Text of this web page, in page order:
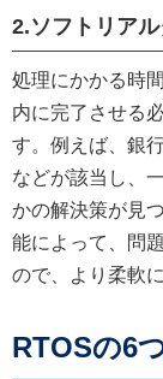
2.ソフトリア
処理にかかる時
内に完了させる
す。例えば、銀
などが該当し、
かの解決策が見
能によって、問
ので、より柔軟
RTOSの6